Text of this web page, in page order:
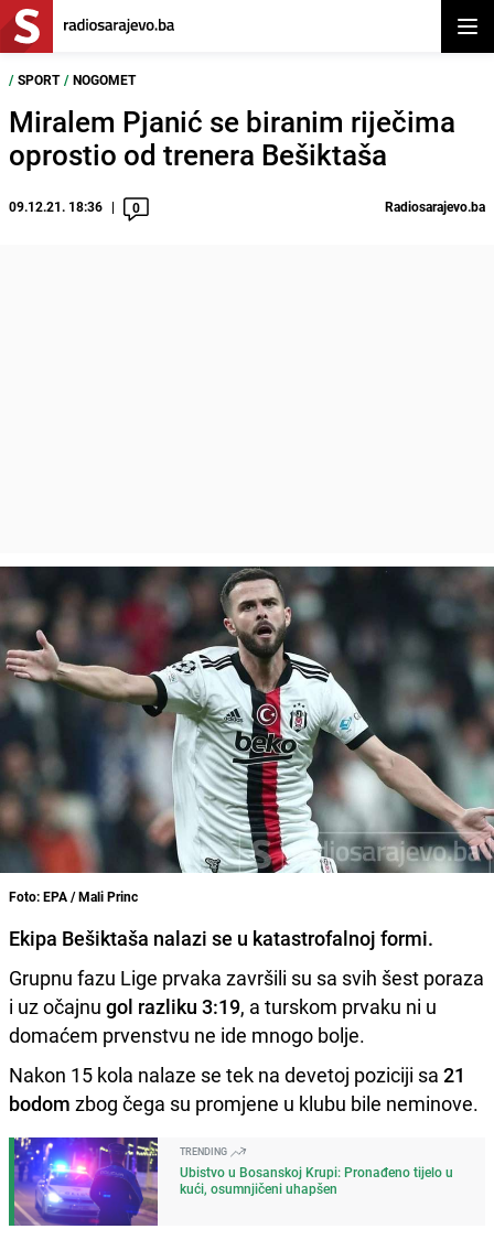
/ SPORT / NOGOMET
Miralem Pjanić se biranim riječima
oprostio od trenera Bešiktaša
09.12.21. 18:36 0 Radiosarajevo.ba
Foto: EPA / Mali Princ
Ekipa Bešiktaša nalazi se u katastrofalnoj formi.
Grupnu fazu Lige prvaka završili su sa svih šest poraza
i uz očajnu gol razliku 3:19, a turskom prvaku ni u
domaćem prvenstvu ne ide mnogo bolje.
Nakon 15 kola nalaze se tek na devetoj poziciji sa 21
bodom zbog čega su promjene u klubu bile neminove.
TRENDING
Ubistvo u Bosanskoj Krupi: Pronađeno tijelo u
kući, osumnjičeni uhapšen